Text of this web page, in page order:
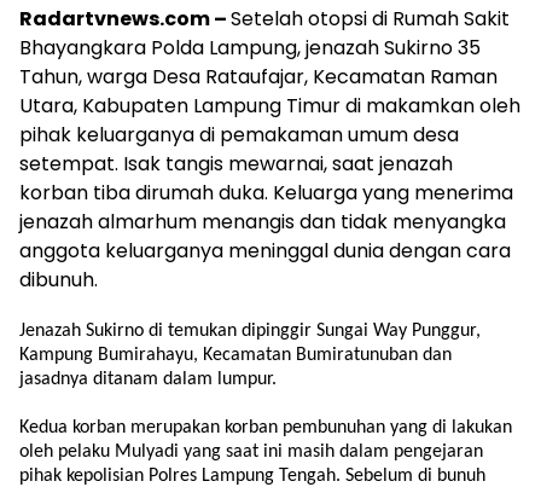
Radartvnews.com –Setelah otopsi di Rumah Sakit
Bhayangkara Polda Lampung, jenazah Sukirno 35
Tahun, warga Desa Rataufajar, Kecamatan Raman
Utara, Kabupaten Lampung Timur di makamkan oleh
pihak keluarganya di pemakaman umum desa
setempat. Isak tangis mewarnai, saat jenazah
korban tiba dirumah duka. Keluarga yang menerima
jenazah almarhum menangis dan tidak menyangka
anggota keluarganya meninggal dunia dengan cara
dibunuh.
Jenazah Sukirno di temukan dipinggir Sungai Way Punggur,
Kampung Bumirahayu, Kecamatan Bumiratunuban dan
jasadnya ditanam dalam lumpur.
Kedua korban merupakan korban pembunuhan yang di lakukan
oleh pelaku Mulyadi yang saat ini masih dalam pengejaran
pihak kepolisian Polres Lampung Tengah. Sebelum di bunuh